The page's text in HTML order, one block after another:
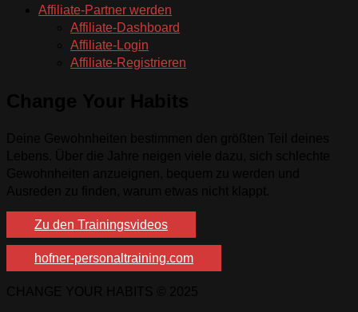
Affiliate-Partner werden
Affiliate-Dashboard
Affiliate-Login
Affiliate-Registrieren
Zu den Trainingsvideos
hofner-personaltraining.com